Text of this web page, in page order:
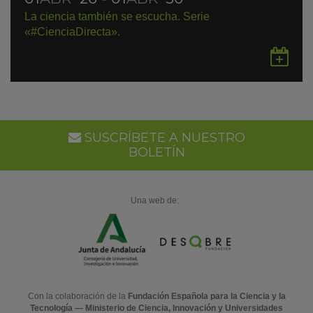
La ciencia también se escucha. Serie
«#CienciaDirecta».
en
SUSCRÍBETE A NUESTRO
BOLETÍN
Una web de:
Con la colaboración de la Fundación Española para la Ciencia y la
Tecnología — Ministerio de Ciencia, Innovación y Universidades